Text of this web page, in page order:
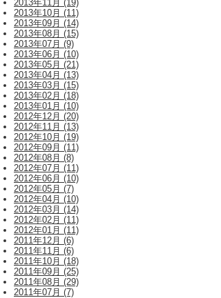
2013年11月 (19)
2013年10月 (11)
2013年09月 (14)
2013年08月 (15)
2013年07月 (9)
2013年06月 (10)
2013年05月 (21)
2013年04月 (13)
2013年03月 (15)
2013年02月 (18)
2013年01月 (10)
2012年12月 (20)
2012年11月 (13)
2012年10月 (19)
2012年09月 (11)
2012年08月 (8)
2012年07月 (11)
2012年06月 (10)
2012年05月 (7)
2012年04月 (10)
2012年03月 (14)
2012年02月 (11)
2012年01月 (11)
2011年12月 (6)
2011年11月 (6)
2011年10月 (18)
2011年09月 (25)
2011年08月 (29)
2011年07月 (7)